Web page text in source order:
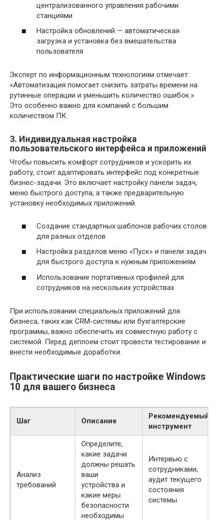
централизованного управления рабочими
станциями
Настройка обновлений — автоматическая
загрузка и установка без вмешательства
пользователя
Эксперт по информационным технологиям отмечает:
«Автоматизация помогает снизить затраты времени на
рутинные операции и уменьшить количество ошибок.»
Это особенно важно для компаний с большим
количеством ПК.
3. Индивидуальная настройка
пользовательского интерфейса и приложений
Чтобы повысить комфорт сотрудников и ускорить их
работу, стоит адаптировать интерфейс под конкретные
бизнес-задачи. Это включает настройку панели задач,
меню быстрого доступа, а также предварительную
установку необходимых приложений.
Создание стандартных шаблонов рабочих столов
для разных отделов
Настройка разделов меню «Пуск» и панели задач
для быстрого доступа к нужным приложениям
Использование портативных профилей для
сотрудников на нескольких устройствах
При использовании специальных приложений для
бизнеса, таких как CRM-системы или бухгалтерские
программы, важно обеспечить их совместную работу с
системой. Перед деплоем стоит провести тестирование и
внести необходимые доработки.
Практические шаги по настройке Windows
10 для вашего бизнеса
Шаг Описание
Рекомендуемый
инструмент
Анализ
требований
Определите,
какие задачи
должны решать
ваши
устройства и
какие меры
безопасности
необходимы
Интервью с
сотрудниками,
аудит текущего
состояния
системы